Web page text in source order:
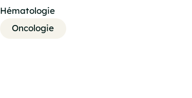
Hématologie
Oncologie